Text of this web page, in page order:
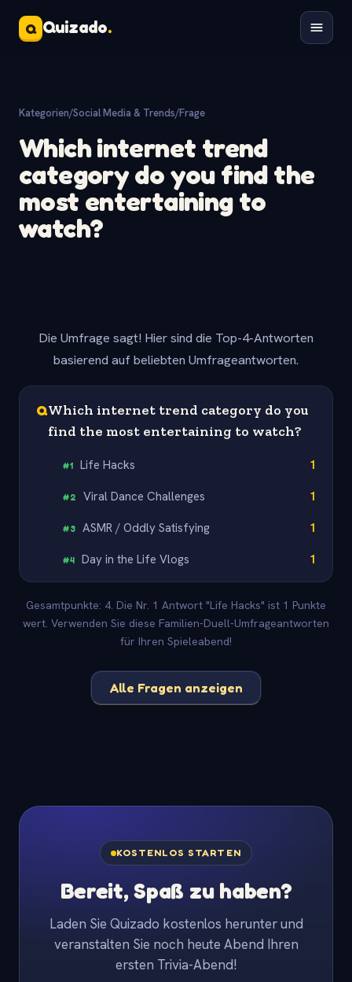
Q Quizado.
Kategorien/Social Media & Trends/Frage
Which internet trend
category do you find the
most entertaining to
watch?
Die Umfrage sagt! Hier sind die Top-4-Antworten
basierend auf beliebten Umfrageantworten.
QWhich internet trend category do you
find the most entertaining to watch?
#1 Life Hacks 1
#2 Viral Dance Challenges 1
#3 ASMR / Oddly Satisfying 1
#4 Day in the Life Vlogs 1
Gesamtpunkte: 4. Die Nr. 1 Antwort "Life Hacks" ist 1 Punkte
wert. Verwenden Sie diese Familien-Duell-Umfrageantworten
für Ihren Spieleabend!
Alle Fragen anzeigen
KOSTENLOS STARTEN
Bereit, Spaß zu haben?
Laden Sie Quizado kostenlos herunter und
veranstalten Sie noch heute Abend Ihren
ersten Trivia-Abend!